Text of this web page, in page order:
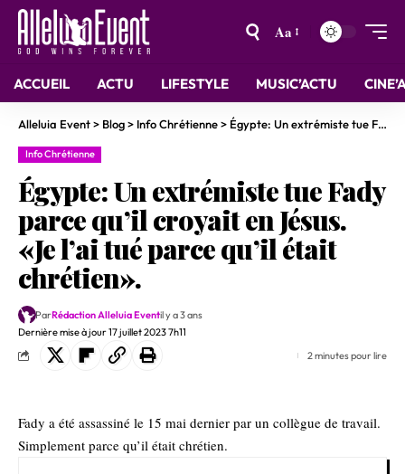
Aa
ACCUEIL ACTU LIFESTYLE MUSIC’ACTU
Alleluia Event> Blog> Info Chrétienne> Égypte: Un extrémiste tue Fady parce qu’il croyait en Jésus. «Je l’ai tué parce qu’il était chrétien».
Info Chrétienne
Égypte: Un extrémiste tue Fady
parce qu’il croyait en Jésus.
«Je l’ai tué parce qu’il était
chrétien».
Dernière mise à jour 17 juillet 2023 7h11
ParRédaction Alleluia Eventil y a 3 ans
2 minutes pour lire
Fady a été assassiné le 15 mai dernier par un collègue de travail.
Simplement parce qu’il était chrétien.